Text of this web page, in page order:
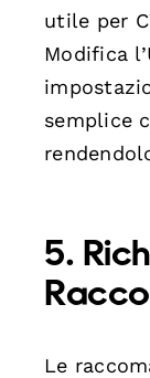
utile per
Modifica
semplice
5.
Le